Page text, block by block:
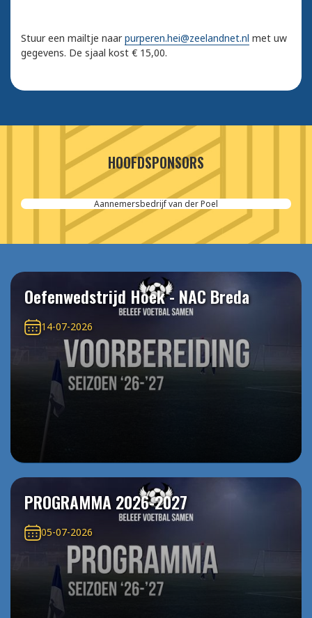
Stuur een mailtje naarpurperen.hei@zeelandnet.nl met uw
gegevens. De sjaal kost € 15,00.
HOOFDSPONSORS
Cordeel Nederland
Oefenwedstrijd Hoek - NAC Breda
14-07-2026
PROGRAMMA 2026-2027
05-07-2026